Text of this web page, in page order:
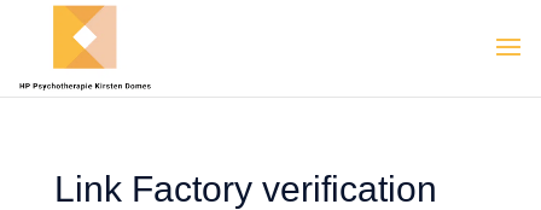
Link Factory verification